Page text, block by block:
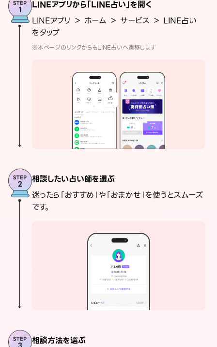
LINEアプリから「LINE占い」を開く
LINEアプリ ＞ ホーム ＞ サービス ＞ LINE占い
をタップ
※本ページのリンクからもLINE占いへ遷移します
相談したい占い師を選ぶ
迷ったら「おすすめ」や「おまかせ」を使うとスムーズ
です。
相談方法を選ぶ